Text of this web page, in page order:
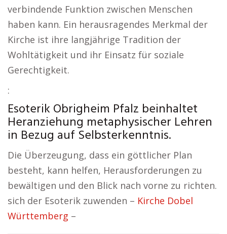
verbindende Funktion zwischen Menschen
haben kann. Ein herausragendes Merkmal der
Kirche ist ihre langjährige Tradition der
Wohltätigkeit und ihr Einsatz für soziale
Gerechtigkeit.
:
Esoterik Obrigheim Pfalz beinhaltet
Heranziehung metaphysischer Lehren
in Bezug auf Selbsterkenntnis.
Die Überzeugung, dass ein göttlicher Plan
besteht, kann helfen, Herausforderungen zu
bewältigen und den Blick nach vorne zu richten.
sich der Esoterik zuwenden – Kirche Dobel
Württemberg –